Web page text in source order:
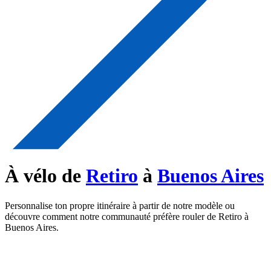
À vélo de Retiro à Buenos Aires
Personnalise ton propre itinéraire à partir de notre modèle ou
découvre comment notre communauté préfère rouler de Retiro à
Buenos Aires.